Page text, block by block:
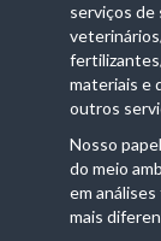
serviços de
materiais e
outros
Nosso
do meio
em
mais